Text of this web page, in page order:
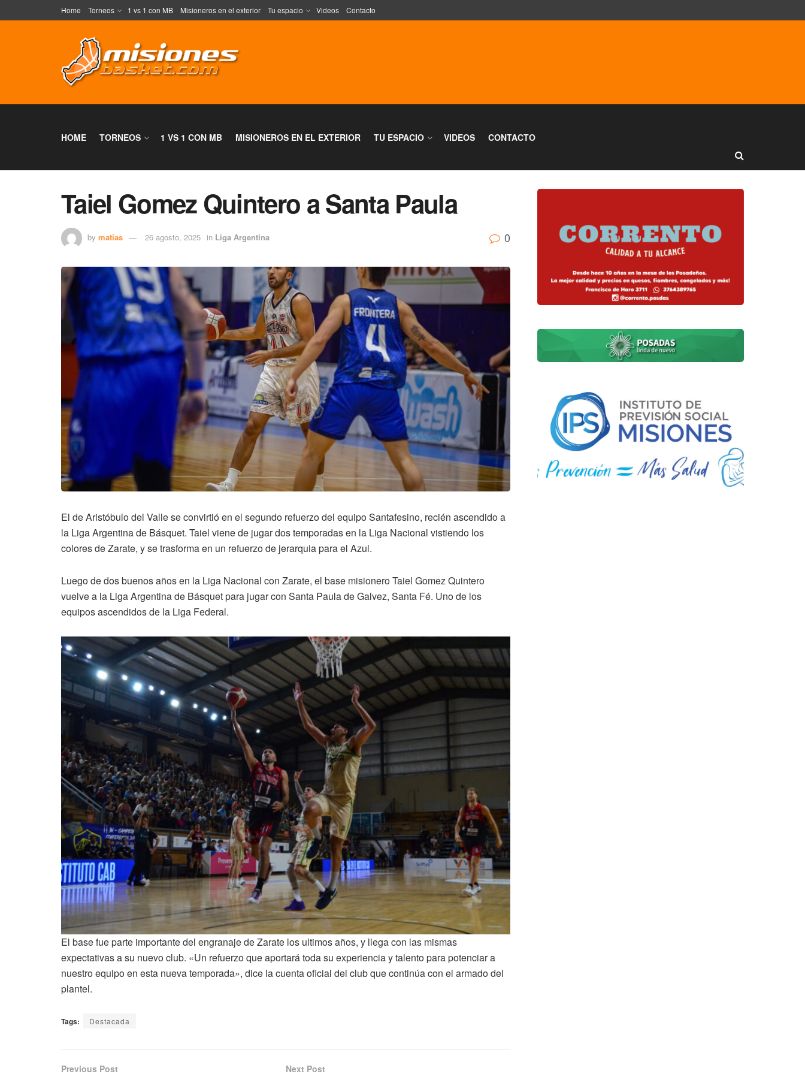
Home Torneos 1 vs 1 con MB Misioneros en el exterior Tu espacio Videos Contacto
HOME TORNEOS 1 VS 1 CON MB MISIONEROS EN EL EXTERIOR TU ESPACIO VIDEOS CONTACTO
Taiel Gomez Quintero a Santa Paula
by matias 26 agosto, 2025 in Liga Argentina 0
El de Aristóbulo del Valle se convirtió en el segundo refuerzo del equipo Santafesino, recién ascendido a
la Liga Argentina de Básquet. Taiel viene de jugar dos temporadas en la Liga Nacional vistiendo los
colores de Zarate, y se trasforma en un refuerzo de jerarquia para el Azul.
Luego de dos buenos años en la Liga Nacional con Zarate, el base misionero Taiel Gomez Quintero
vuelve a la Liga Argentina de Básquet para jugar con Santa Paula de Galvez, Santa Fé. Uno de los
equipos ascendidos de la Liga Federal.
El base fue parte importante del engranaje de Zarate los ultimos años, y llega con las mismas
expectativas a su nuevo club. «Un refuerzo que aportará toda su experiencia y talento para potenciar a
nuestro equipo en esta nueva temporada», dice la cuenta oficial del club que continúa con el armado del
plantel.
Tags: Destacada
Previous Post Next Post